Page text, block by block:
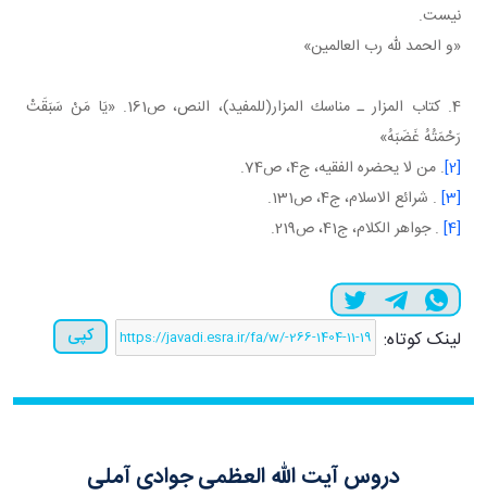
نيست.
«و الحمد لله رب العالمين»
4. كتاب المزار ـ مناسك المزار(للمفيد)، النص، ص161. «يَا مَنْ‏ سَبَقَتْ‏
رَحْمَتُهُ‏ غَضَبَهُ»
[2] . من لا يحضره الفقيه، ج4، ص74.
[3]
. شرائع الاسلام، ج4، ص131.
[4]
. جواهر الکلام، ج41، ص219.
لینک کوتاه: کپی
دروس آیت الله العظمی جوادی آملی